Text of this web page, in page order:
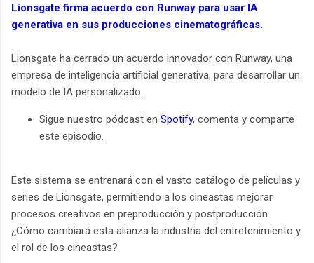
Lionsgate firma acuerdo con Runway para usar IA
generativa en sus producciones cinematográficas.
Lionsgate ha cerrado un acuerdo innovador con Runway, una
empresa de inteligencia artificial generativa, para desarrollar un
modelo de IA personalizado.
Sigue nuestro pódcast en Spotify, comenta y comparte
este episodio.
Este sistema se entrenará con el vasto catálogo de películas y
series de Lionsgate, permitiendo a los cineastas mejorar
procesos creativos en preproducción y postproducción.
¿Cómo cambiará esta alianza la industria del entretenimiento y
el rol de los cineastas?